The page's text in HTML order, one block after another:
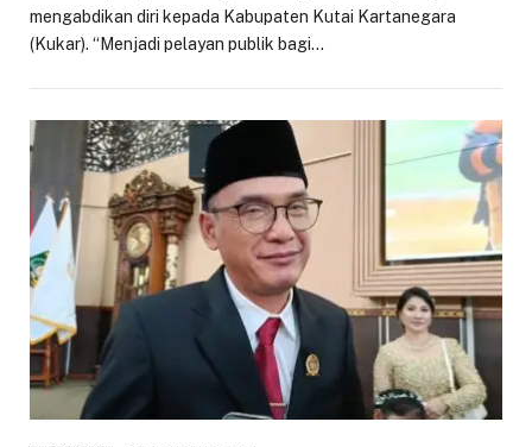
mengabdikan diri kepada Kabupaten Kutai Kartanegara
(Kukar). “Menjadi pelayan publik bagi…